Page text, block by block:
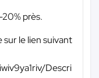
près.
sur le lien suivant
Descri